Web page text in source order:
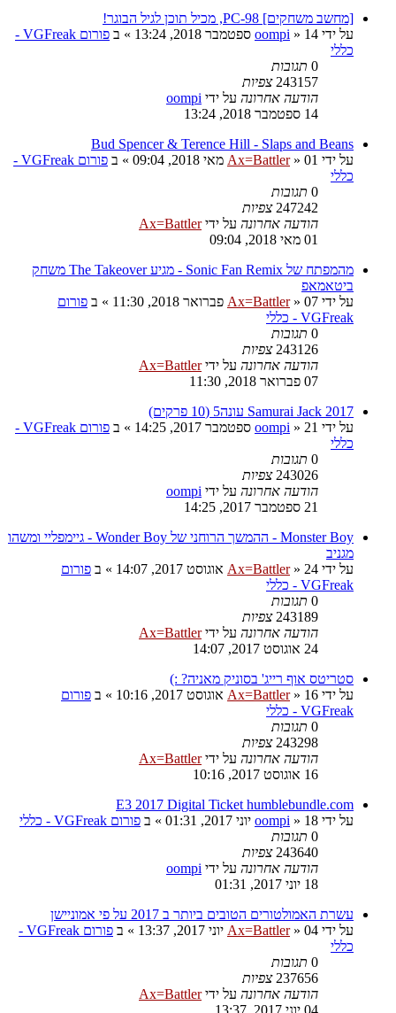
[מחשב משחקים] PC-98, מכיל תוכן לגיל הבוגר!
על ידי
oompi » 14 ספטמבר 2018, 13:24 » ב
פורום VGFreak -
כללי
0 תגובות
243157 צפיות
הודעה אחרונה על ידי oompi
14 ספטמבר 2018, 13:24
Bud Spencer & Terence Hill - Slaps and Beans
על ידי
Ax=Battler» 01 מאי 2018, 09:04 » ב
פורום VGFreak -
כללי
0 תגובות
247242 צפיות
הודעה אחרונה על ידיAx=Battler
01 מאי 2018, 09:04
מהמפתח של Sonic Fan Remix - מגיע The Takeover משחק
ביטאמאפ
על ידי
Ax=Battler» 07 פברואר 2018, 11:30 » ב פורום
VGFreak - כללי
0 תגובות
243126 צפיות
הודעה אחרונה על ידיAx=Battler
07 פברואר 2018, 11:30
Samurai Jack 2017 עונה5 (10 פרקים)
על ידי
oompi » 21 ספטמבר 2017, 14:25 » ב
פורום VGFreak -
כללי
0 תגובות
243026 צפיות
הודעה אחרונה על ידי oompi
21 ספטמבר 2017, 14:25
Monster Boy - ההמשך הרוחני של Wonder Boy - גיימפליי ומשהו
מגניב
על ידי
Ax=Battler» 24 אוגוסט 2017, 14:07 » ב פורום
VGFreak - כללי
0 תגובות
243189 צפיות
הודעה אחרונה על ידיAx=Battler
24 אוגוסט 2017, 14:07
סטריטס אוף רייג' בסוניק מאניה? :)
על ידי
Ax=Battler» 16 אוגוסט 2017, 10:16 » ב פורום
VGFreak - כללי
0 תגובות
243298 צפיות
הודעה אחרונה על ידיAx=Battler
16 אוגוסט 2017, 10:16
E3 2017 Digital Ticket humblebundle.com
על ידי
oompi » 18 יוני 2017, 01:31 » ב פורום VGFreak - כללי
0 תגובות
243640 צפיות
הודעה אחרונה על ידי oompi
18 יוני 2017, 01:31
עשרת האמולטורים הטובים ביותר ב 2017 על פי אמוניישן
על ידי
Ax=Battler» 04 יוני 2017, 13:37 » ב
פורום VGFreak -
כללי
0 תגובות
237656 צפיות
הודעה אחרונה על ידיAx=Battler